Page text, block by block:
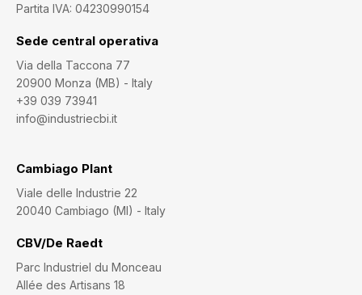
Partita IVA: 04230990154
Sede central operativa
Via della Taccona 77
20900 Monza (MB) - Italy
+39 039 73941
info@industriecbi.it
Cambiago Plant
Viale delle Industrie 22
20040 Cambiago (MI) - Italy
CBV/De Raedt
Parc Industriel du Monceau
Allée des Artisans 18